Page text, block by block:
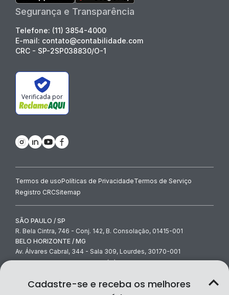
Cadastre-se e receba os melhores
Segurança e Transparência
Telefone: (11) 3854-4000
E-mail: contato@contabilidade.com
CRC - SP-2SP038830/O-1
Verificada por
Termos de usoPolíticas de PrivacidadeTermos de Serviço
Registro CRCSitemap
SÃO PAULO / SP
R. Bela Cintra, 746 - Conj. 142, B. Consolação, 01415-001
BELO HORIZONTE / MG
Av. Álvares Cabral, 344 - Sala 309, Lourdes, 30170-001
contato@contabilidade.com-(11) 3854-4000
© Contabilidade.com Ltda 2026